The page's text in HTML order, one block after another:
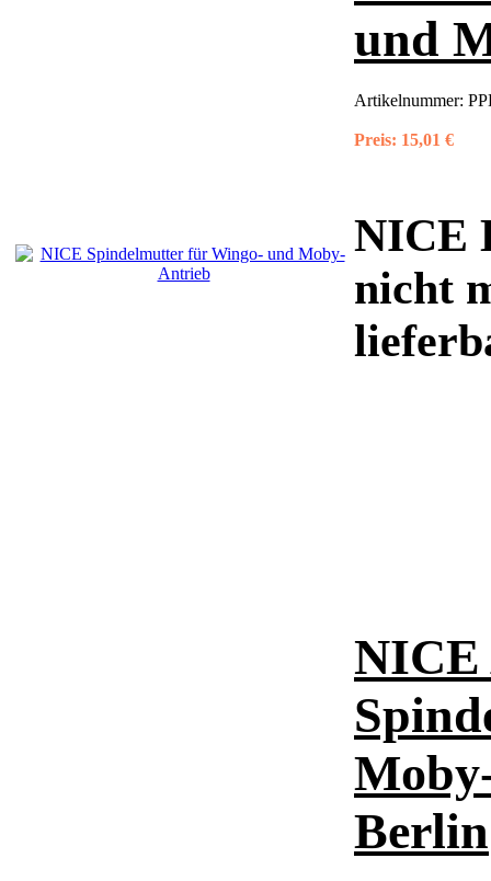
und
Artikelnummer:
Preis: 15,01 €
NICE
nicht
NICE
Berlin